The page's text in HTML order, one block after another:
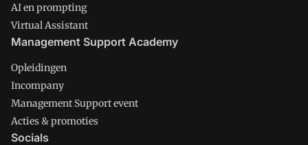
AI en prompting
Virtual Assistant
Management Support Academy
Opleidingen
Incompany
Management Support event
Acties & promoties
Socials